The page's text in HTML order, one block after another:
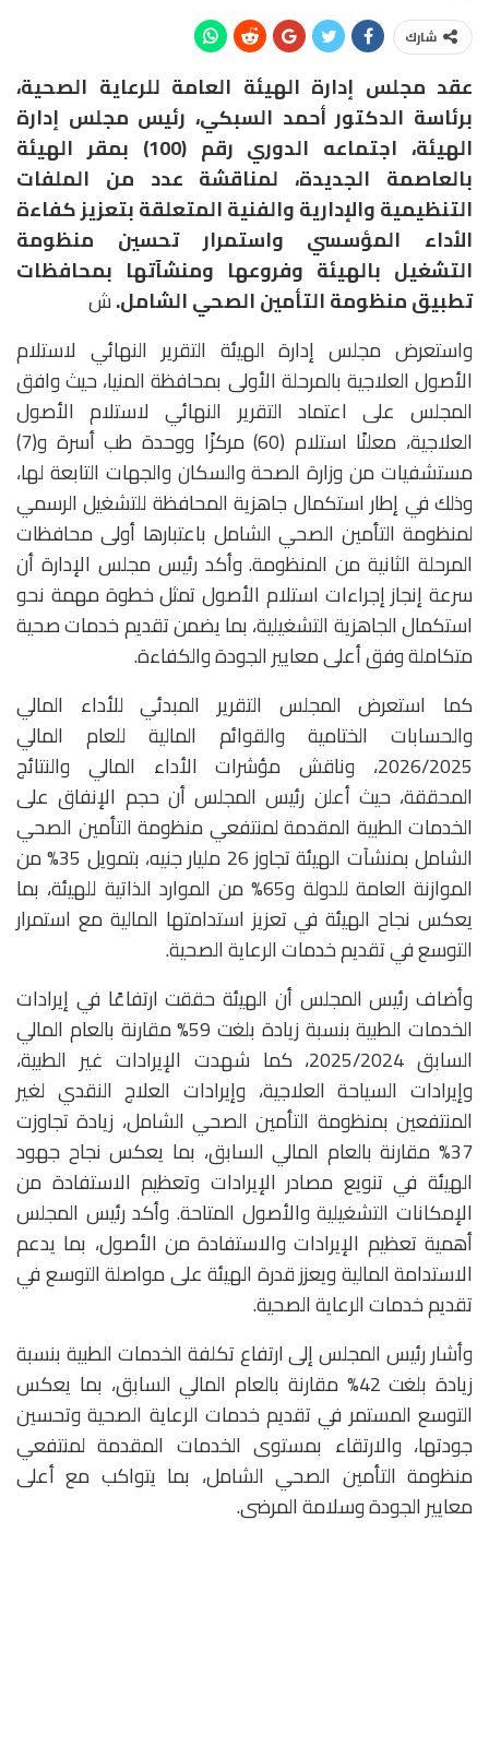
شارك
عقد مجلس إدارة الهيئة العامة للرعاية الصحية،
برئاسة الدكتور أحمد السبكي، رئيس مجلس إدارة
الهيئة، اجتماعه الدوري رقم (100) بمقر الهيئة
بالعاصمة الجديدة، لمناقشة عدد من الملفات
التنظيمية والإدارية والفنية المتعلقة بتعزيز كفاءة
الأداء المؤسسي واستمرار تحسين منظومة
التشغيل بالهيئة وفروعها ومنشآتها بمحافظات
تطبيق منظومة التأمين الصحي الشامل.ش
واستعرض مجلس إدارة الهيئة التقرير النهائي لاستلام
الأصول العلاجية بالمرحلة الأولى بمحافظة المنيا، حيث وافق
المجلس على اعتماد التقرير النهائي لاستلام الأصول
العلاجية، معلنًا استلام (60) مركزًا ووحدة طب أسرة و(7)
مستشفيات من وزارة الصحة والسكان والجهات التابعة لها،
وذلك في إطار استكمال جاهزية المحافظة للتشغيل الرسمي
لمنظومة التأمين الصحي الشامل باعتبارها أولى محافظات
المرحلة الثانية من المنظومة. وأكد رئيس مجلس الإدارة أن
سرعة إنجاز إجراءات استلام الأصول تمثل خطوة مهمة نحو
استكمال الجاهزية التشغيلية، بما يضمن تقديم خدمات صحية
متكاملة وفق أعلى معايير الجودة والكفاءة.
كما استعرض المجلس التقرير المبدئي للأداء المالي
والحسابات الختامية والقوائم المالية للعام المالي
2026/2025، وناقش مؤشرات الأداء المالي والنتائج
المحققة، حيث أعلن رئيس المجلس أن حجم الإنفاق على
الخدمات الطبية المقدمة لمنتفعي منظومة التأمين الصحي
الشامل بمنشآت الهيئة تجاوز 26 مليار جنيه، بتمويل 35% من
الموازنة العامة للدولة و65% من الموارد الذاتية للهيئة، بما
يعكس نجاح الهيئة في تعزيز استدامتها المالية مع استمرار
التوسع في تقديم خدمات الرعاية الصحية.
وأضاف رئيس المجلس أن الهيئة حققت ارتفاعًا في إيرادات
الخدمات الطبية بنسبة زيادة بلغت 59% مقارنة بالعام المالي
السابق 2025/2024، كما شهدت الإيرادات غير الطبية،
وإيرادات السياحة العلاجية، وإيرادات العلاج النقدي لغير
المنتفعين بمنظومة التأمين الصحي الشامل، زيادة تجاوزت
37% مقارنة بالعام المالي السابق، بما يعكس نجاح جهود
الهيئة في تنويع مصادر الإيرادات وتعظيم الاستفادة من
الإمكانات التشغيلية والأصول المتاحة. وأكد رئيس المجلس
أهمية تعظيم الإيرادات والاستفادة من الأصول، بما يدعم
الاستدامة المالية ويعزز قدرة الهيئة على مواصلة التوسع في
تقديم خدمات الرعاية الصحية.
وأشار رئيس المجلس إلى ارتفاع تكلفة الخدمات الطبية بنسبة
زيادة بلغت 42% مقارنة بالعام المالي السابق، بما يعكس
التوسع المستمر في تقديم خدمات الرعاية الصحية وتحسين
جودتها، والارتقاء بمستوى الخدمات المقدمة لمنتفعي
منظومة التأمين الصحي الشامل، بما يتواكب مع أعلى
معايير الجودة وسلامة المرضى.